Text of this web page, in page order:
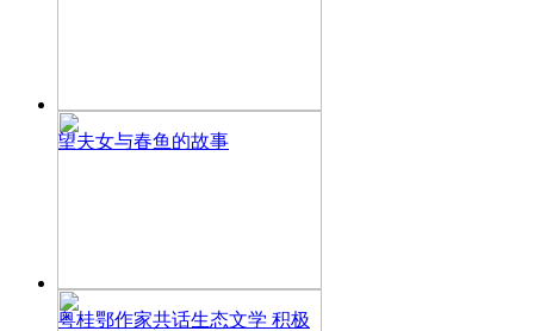
望夫女与春鱼的故事
粤桂鄂作家共话生态文学 积极